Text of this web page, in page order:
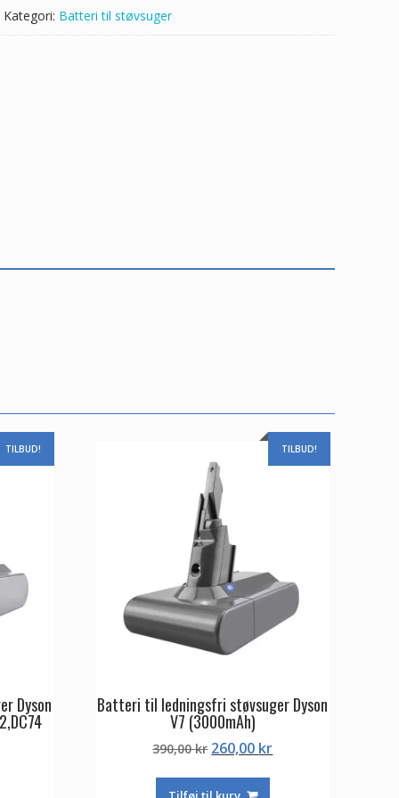
Kategori: Batteri til støvsuger
TILBUD!
Dyson
TILBUD!
Batteri til ledningsfri støvsuger Dyson
V7 (3000mAh)
390,00kr Den
pris
260,00 krDen